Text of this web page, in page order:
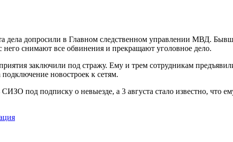
допросили в Главном следственном управлении МВД.
снимают все обвинения и прекращают уголовное дело.
заключили под стражу. Ему и трем сотрудникам
новостроек к сетям.
под подписку о невыезде, а 3 августа стало известно, что